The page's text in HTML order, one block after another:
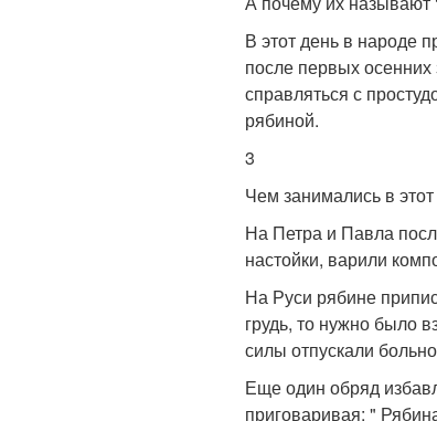
В этот день в народе
после первых
справляться с
рябиной.
3
Чем занимались в
На Петра и Павла
настойки, варили
На Руси рябине
грудь, то нужно было
силы отпускали
Еще один обряд
приговаривая: "